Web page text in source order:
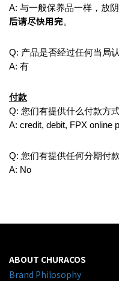
A: 与一般保养品一样，放
后请尽快用完。
Q: 产品是否经过任何当局
A: 有
付款
Q: 您们有提供什么付款方
A: credit, debit, FPX online
Q: 您们有提供任何分期付
A: No
ABOUT CHURACOS
Brand Philosophy